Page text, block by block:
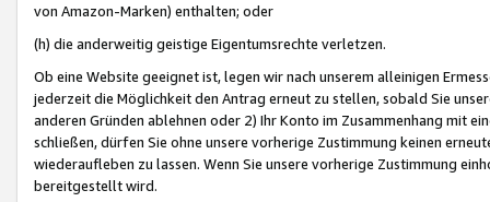
von Amazon-Marken) enthalten; oder
(h) die anderweitig geistige Eigentumsrechte verletzen.
Ob eine Website geeignet ist, legen wir nach unserem alleinigen
jederzeit die Möglichkeit den Antrag erneut zu stellen, sobald Sie
anderen Gründen ablehnen oder 2) Ihr Konto im Zusammenhang mit
schließen, dürfen Sie ohne unsere vorherige Zustimmung keinen
wiederaufleben zu lassen. Wenn Sie unsere vorherige Zustimmung
bereitgestellt wird.